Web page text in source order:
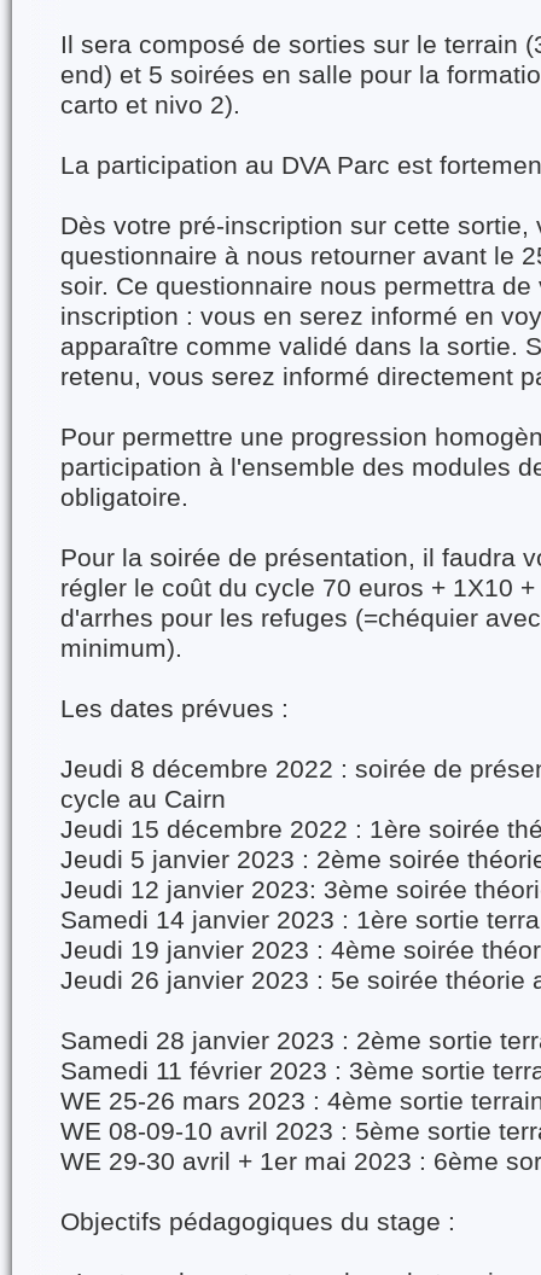
Il sera composé de sorties sur le terrain
end) et 5 soirées en salle pour la
carto et nivo 2).
La participation au DVA Parc est
Dès votre pré-inscription sur cette sortie,
questionnaire à nous retourner avant le
soir. Ce questionnaire nous permettra de
inscription : vous en serez informé en
apparaître comme validé dans la sortie.
retenu, vous serez informé directement
Pour permettre une progression
participation à l'ensemble des modules
obligatoire.
Pour la soirée de présentation, il faudra
régler le coût du cycle 70 euros + 1X10
d'arrhes pour les refuges (=chéquier
minimum).
Les dates prévues :
Jeudi 8 décembre 2022 : soirée de
cycle au Cairn
Jeudi 15 décembre 2022 : 1ère soirée
Jeudi 5 janvier 2023 : 2ème soirée
Jeudi 12 janvier 2023: 3ème soirée
Samedi 14 janvier 2023 : 1ère sortie
Jeudi 19 janvier 2023 : 4ème soirée
Jeudi 26 janvier 2023 : 5e soirée théorie
Samedi 28 janvier 2023 : 2ème sortie
Samedi 11 février 2023 : 3ème sortie
WE 25-26 mars 2023 : 4ème sortie
WE 08-09-10 avril 2023 : 5ème sortie
WE 29-30 avril + 1er mai 2023 : 6ème
Objectifs pédagogiques du stage :